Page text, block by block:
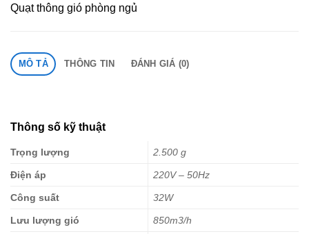
Quạt thông gió phòng ngủ
MÔ TẢ THÔNG TIN ĐÁNH GIÁ (0)
Thông số kỹ thuật
Trọng lượng 2.500 g
Điện áp 220V – 50Hz
Công suất 32W
Lưu lượng gió 850m3/h